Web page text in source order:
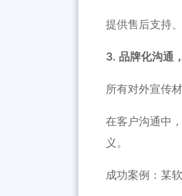
提供售后支持
3. 品牌化沟通
所有对外宣传
在客户沟通中
义。
成功案例：某